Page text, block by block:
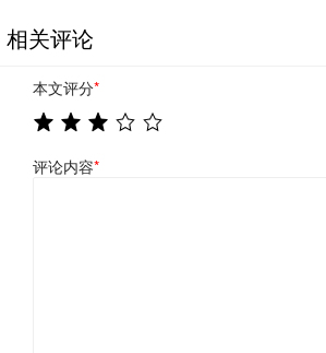
相关评论
本文评分*
评论内容*